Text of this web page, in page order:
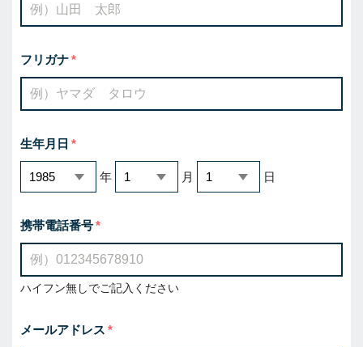
フリガナ
生年月日
年 月 日
携帯電話番号
ハイフン無しでご記入ください
メールアドレス